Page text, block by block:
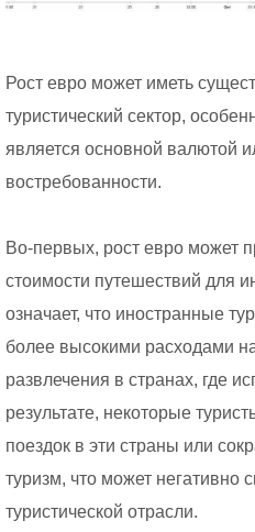
Рост евро может иметь
туристический сектор,
является основной валютой
востребованности.
Во-первых, рост евро может
стоимости путешествий для
означает, что иностранные
более высокими расходами
развлечения в странах, где
результате, некоторые
поездок в эти страны или
туризм, что может негативно
туристической отрасли.